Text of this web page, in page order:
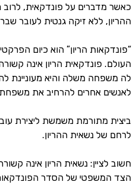
כאשר מדברים על פונדקאית,
ההריון, ללא זיקה גנטית לעובר
“פונדקאות הריון” הוא כיום
העולם. פונדקאית הריון אינה
לה משפחה משלה והיא מעוניינת
לאנשים אחרים להרחיב את
ביצית מתורמת משמשת ליצירת
לרחם של נשאית ההריון.
חשוב לציין: נשאית הריון אינה
הצד המשפטי של הסדר